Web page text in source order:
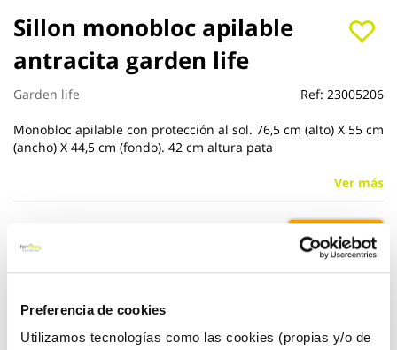
Preferencia de cookies
Utilizamos tecnologías como las cookies (propias y/o de
Sillon monobloc apilable
antracita garden life
Garden life Ref: 23005206
Monobloc apilable con protección al sol. 76,5 cm (alto) X 55 cm
(ancho) X 44,5 cm (fondo). 42 cm altura pata
Ver más
9,85 €
Saltar
al
comienzo
de
la
de
imágenes